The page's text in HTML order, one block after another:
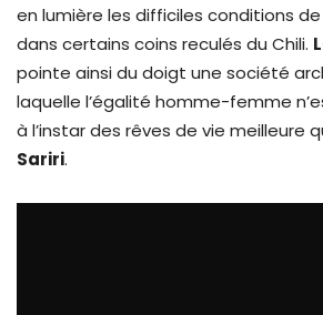
en lumière les difficiles conditions
dans certains coins reculés du Chili.
pointe ainsi du doigt une société
laquelle l’égalité homme-femme
à l’instar des rêves de vie meilleure
Sariri.